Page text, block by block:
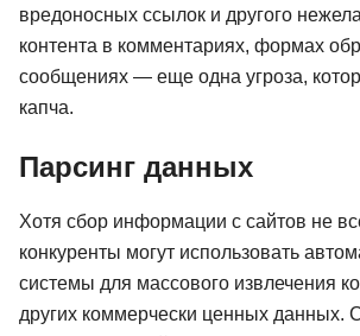
вредоносных ссылок и другого
контента в комментариях, формах
сообщениях — еще одна угроза,
капча.
Парсинг данных
Хотя сбор информации с сайтов не
конкуренты могут использовать
системы для массового извлечения
других коммерчески ценных данных.